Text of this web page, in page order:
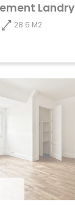
Landry
28.6 M2